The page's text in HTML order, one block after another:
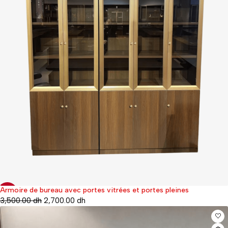
Armoire de bureau avec portes vitrées et portes pleines
3,500.00dh 2,700.00 dh